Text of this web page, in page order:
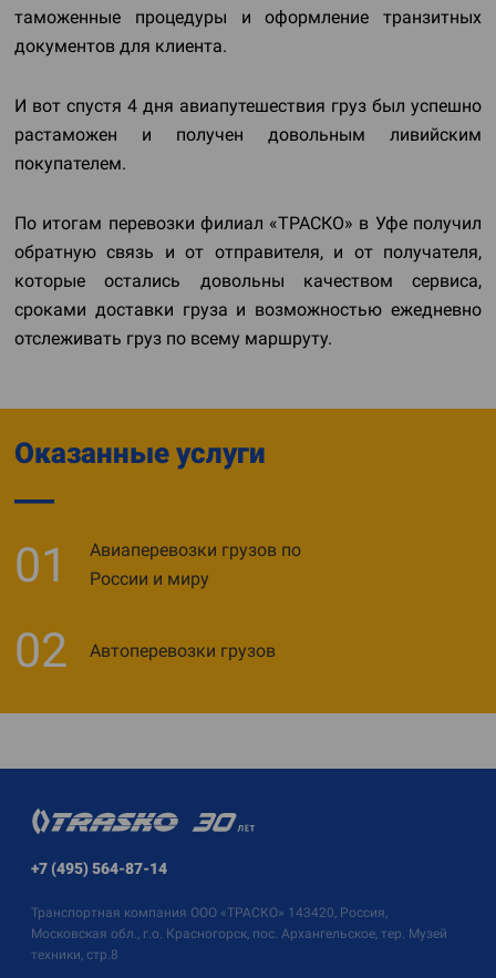
таможенные процедуры и оформление транзитных
документов для клиента.
И вот спустя 4 дня авиапутешествия груз был успешно
растаможен и получен довольным ливийским
покупателем.
По итогам перевозки филиал «ТРАСКО» в Уфе получил
обратную связь и от отправителя, и от получателя,
которые остались довольны качеством сервиса,
сроками доставки груза и возможностью ежедневно
отслеживать груз по всему маршруту.
Оказанные услуги
01
Авиаперевозки грузов по
России и миру
02 Автоперевозки грузов
+7 (495) 564-87-14
Транспортная компания ООО «ТРАСКО» 143420, Россия,
Московская обл., г.о. Красногорск, пос. Архангельское, тер. Музей
техники, стр.8